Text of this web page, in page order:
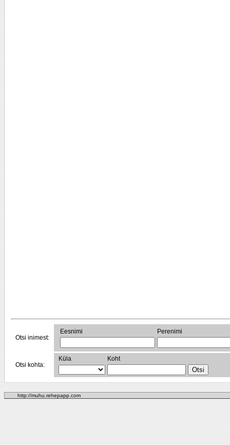
Otsi inimest:
Eesnimi Perenimi
Otsi kohta:
Küla Koht
http://muhu.rehepapp.com